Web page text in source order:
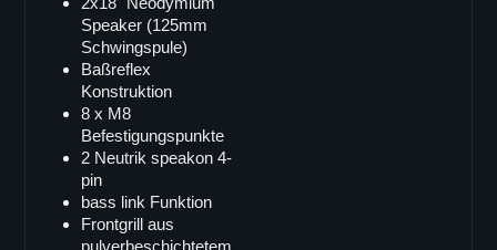
B-18
B-18RV
LB-3
SB-18
Doppel 18"
Speaker (125mm
Schwingspule)
Baßreflex
Konstruktion
8 x M8
Befestigungspunkte
2 Neutrik speakon 4-
pin
bass link Funktion
Frontgrill aus